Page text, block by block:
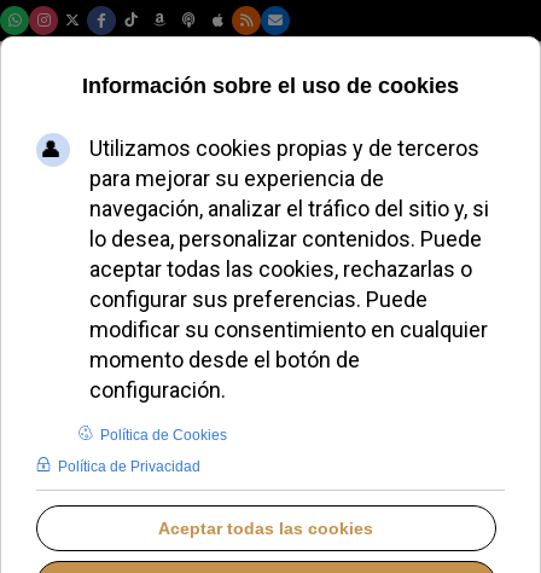
Hakuna actuará en
la Puerta del Sol
antes de las
Campanadas
ALMUDENA BUENADICHA
IDENTIDAD CRISTIANA
VIERNES, 19 DICIEMBRE 2025 07:13